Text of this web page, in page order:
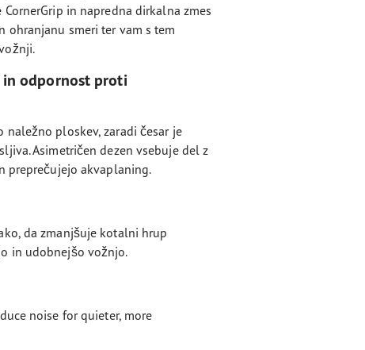
in napredna dirkalna zmes
smeri ter vam s tem
odpornost proti
ploskev, zaradi česar je
Asimetričen dezen vsebuje del z
preprečujejo akvaplaning.
da zmanjšuje kotalni hrup
in udobnejšo vožnjo.
noise for quieter, more